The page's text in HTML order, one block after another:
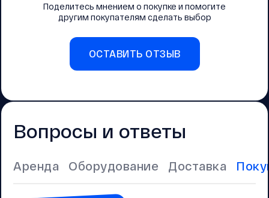
Поделитесь мнением о покупке и помогите
другим покупателям сделать выбор
ОСТАВИТЬ ОТЗЫВ
Вопросы и ответы
Аренда Оборудование Доставка